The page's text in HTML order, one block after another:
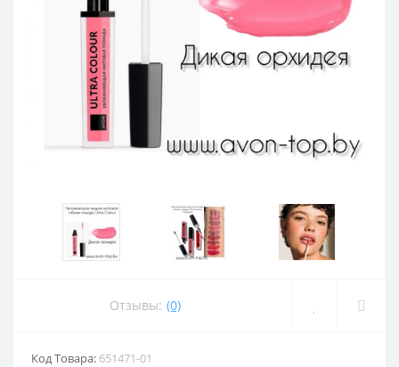
Отзывы: (0)
Код Товара: 651471-01